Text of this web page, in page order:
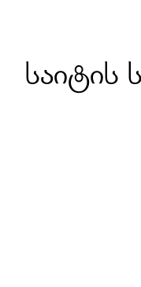
საიტის